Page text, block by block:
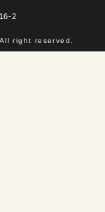
2
All right reserved.